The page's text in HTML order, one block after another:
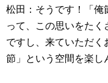
松田：そうです！「
って、この思いをた
ですし、来ていただ
節」という空間を楽し